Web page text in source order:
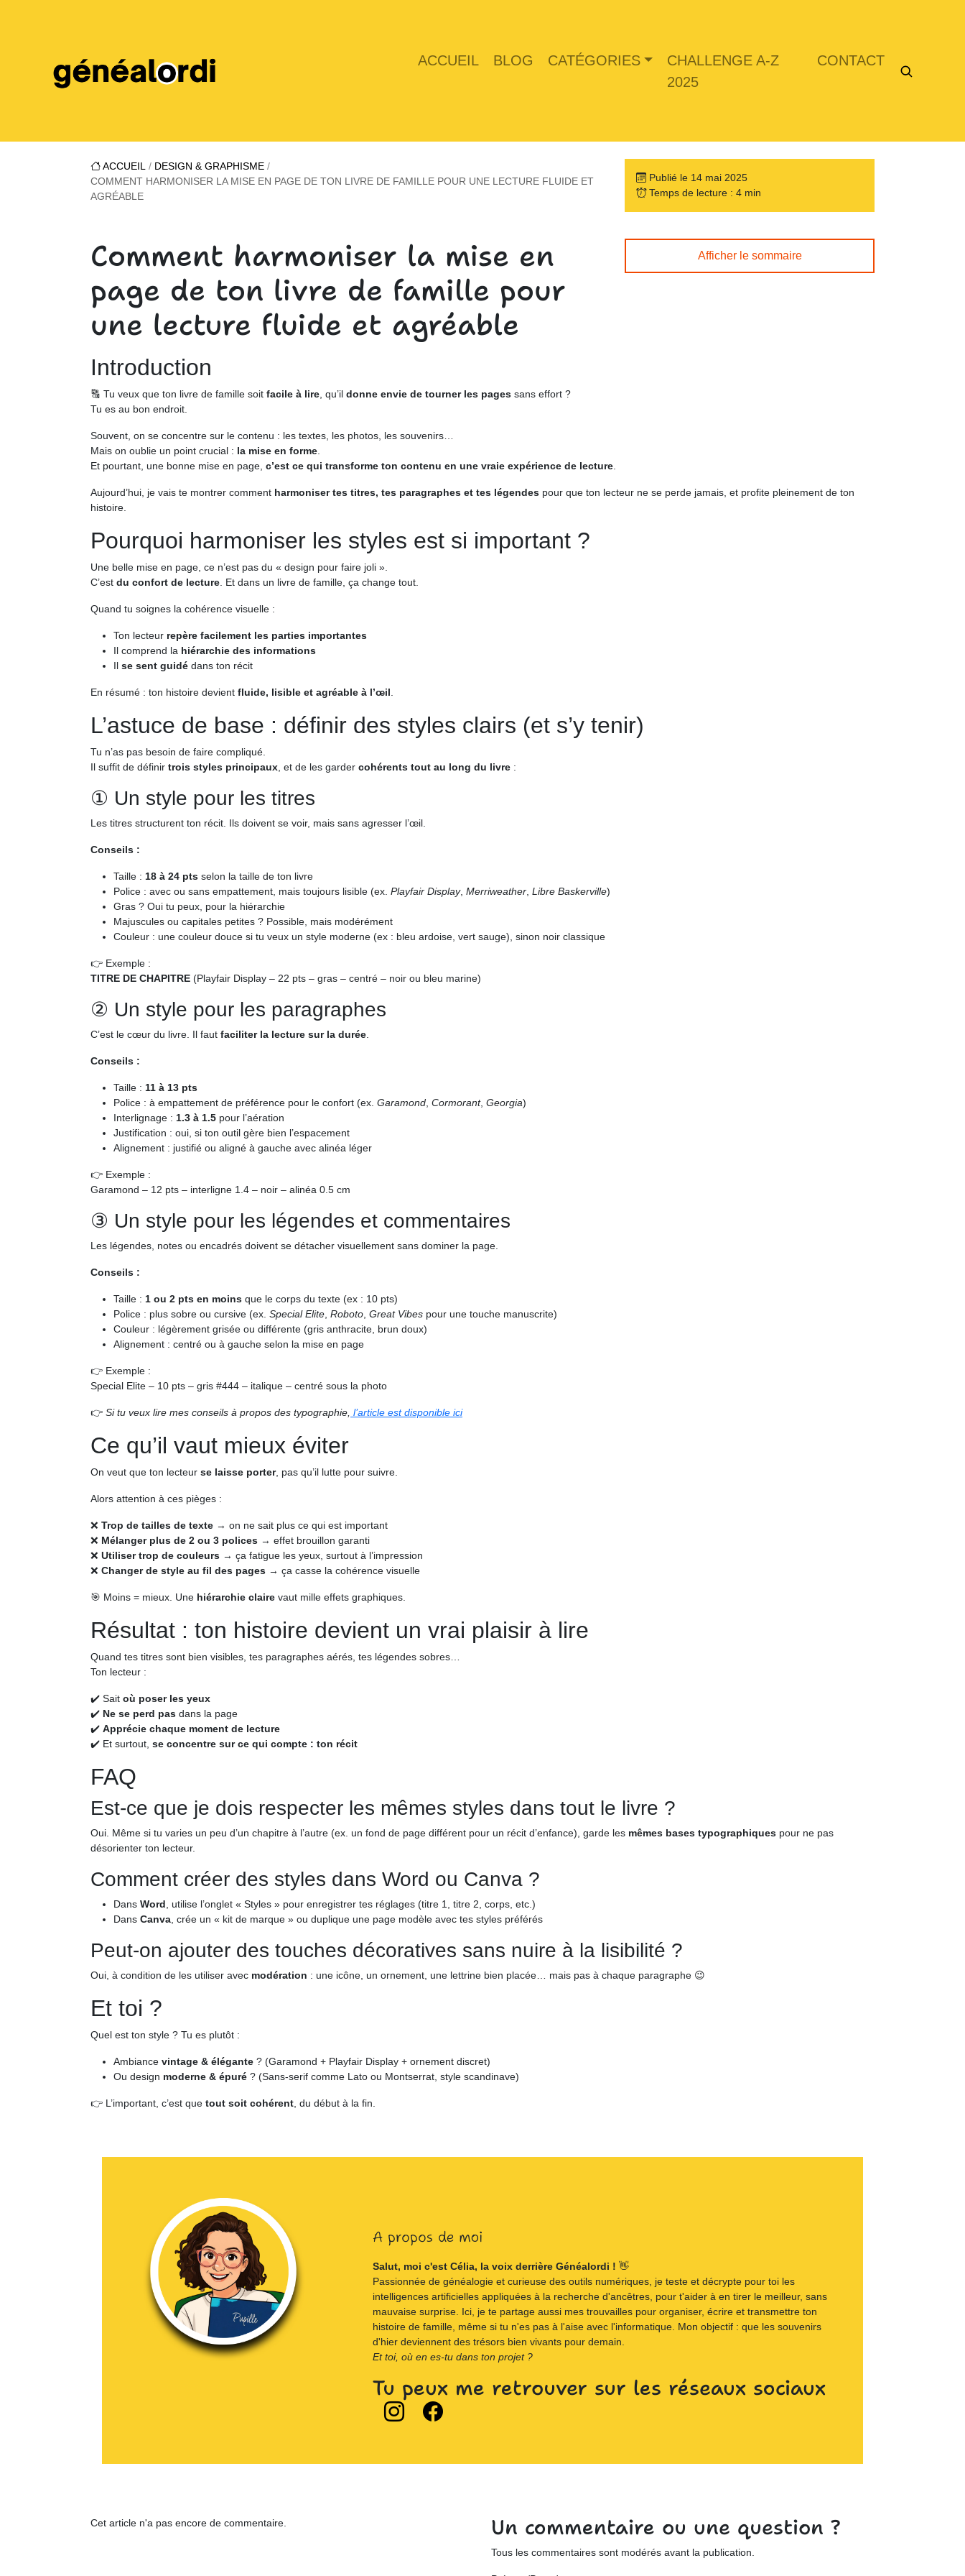
ACCUEIL BLOG CATÉGORIES
CHALLENGE A-Z
2025
CONTACT
ACCUEIL / DESIGN & GRAPHISME /
COMMENT HARMONISER LA MISE EN PAGE DE TON LIVRE DE FAMILLE POUR UNE LECTURE FLUIDE ET
AGRÉABLE
Publié le 14 mai 2025
Temps de lecture : 4 min
Comment harmoniser la mise en
page de ton livre de famille pour
une lecture fluide et agréable
Afficher le sommaire
Introduction
🔠 Tu veux que ton livre de famille soit facile à lire, qu’il donne envie de tourner les pages sans effort ?
Tu es au bon endroit.
Souvent, on se concentre sur le contenu : les textes, les photos, les souvenirs…
Mais on oublie un point crucial : la mise en forme.
Et pourtant, une bonne mise en page, c’est ce qui transforme ton contenu en une vraie expérience de lecture.
Aujourd’hui, je vais te montrer comment harmoniser tes titres, tes paragraphes et tes légendes pour que ton lecteur ne se perde jamais, et profite pleinement de ton
histoire.
Pourquoi harmoniser les styles est si important ?
Une belle mise en page, ce n’est pas du « design pour faire joli ».
C’est du confort de lecture. Et dans un livre de famille, ça change tout.
Quand tu soignes la cohérence visuelle :
Ton lecteur repère facilement les parties importantes
Il comprend la hiérarchie des informations
Il se sent guidé dans ton récit
En résumé : ton histoire devient fluide, lisible et agréable à l’œil.
L’astuce de base : définir des styles clairs (et s’y tenir)
Tu n’as pas besoin de faire compliqué.
Il suffit de définir trois styles principaux, et de les garder cohérents tout au long du livre :
① Un style pour les titres
Les titres structurent ton récit. Ils doivent se voir, mais sans agresser l’œil.
Conseils :
Taille : 18 à 24 pts selon la taille de ton livre
Police : avec ou sans empattement, mais toujours lisible (ex. Playfair Display, Merriweather, Libre Baskerville)
Gras ? Oui tu peux, pour la hiérarchie
Majuscules ou capitales petites ? Possible, mais modérément
Couleur : une couleur douce si tu veux un style moderne (ex : bleu ardoise, vert sauge), sinon noir classique
👉 Exemple :
TITRE DE CHAPITRE (Playfair Display – 22 pts – gras – centré – noir ou bleu marine)
② Un style pour les paragraphes
C’est le cœur du livre. Il faut faciliter la lecture sur la durée.
Conseils :
Taille : 11 à 13 pts
Police : à empattement de préférence pour le confort (ex. Garamond, Cormorant, Georgia)
Interlignage : 1.3 à 1.5 pour l’aération
Justification : oui, si ton outil gère bien l’espacement
Alignement : justifié ou aligné à gauche avec alinéa léger
👉 Exemple :
Garamond – 12 pts – interligne 1.4 – noir – alinéa 0.5 cm
③ Un style pour les légendes et commentaires
Les légendes, notes ou encadrés doivent se détacher visuellement sans dominer la page.
Conseils :
Taille : 1 ou 2 pts en moins que le corps du texte (ex : 10 pts)
Police : plus sobre ou cursive (ex. Special Elite, Roboto, Great Vibes pour une touche manuscrite)
Couleur : légèrement grisée ou différente (gris anthracite, brun doux)
Alignement : centré ou à gauche selon la mise en page
👉 Exemple :
Special Elite – 10 pts – gris #444 – italique – centré sous la photo
👉 Si tu veux lire mes conseils à propos des typographie, l’article est disponible ici
Ce qu’il vaut mieux éviter
On veut que ton lecteur se laisse porter, pas qu’il lutte pour suivre.
Alors attention à ces pièges :
❌ Trop de tailles de texte → on ne sait plus ce qui est important
❌ Mélanger plus de 2 ou 3 polices → effet brouillon garanti
❌ Utiliser trop de couleurs → ça fatigue les yeux, surtout à l’impression
❌ Changer de style au fil des pages → ça casse la cohérence visuelle
🎯 Moins = mieux. Une hiérarchie claire vaut mille effets graphiques.
Résultat : ton histoire devient un vrai plaisir à lire
Quand tes titres sont bien visibles, tes paragraphes aérés, tes légendes sobres…
Ton lecteur :
✔️ Sait où poser les yeux
✔️ Ne se perd pas dans la page
✔️ Apprécie chaque moment de lecture
✔️ Et surtout, se concentre sur ce qui compte : ton récit
FAQ
Est-ce que je dois respecter les mêmes styles dans tout le livre ?
Oui. Même si tu varies un peu d’un chapitre à l’autre (ex. un fond de page différent pour un récit d’enfance), garde les mêmes bases typographiques pour ne pas
désorienter ton lecteur.
Comment créer des styles dans Word ou Canva ?
Dans Word, utilise l’onglet « Styles » pour enregistrer tes réglages (titre 1, titre 2, corps, etc.)
Dans Canva, crée un « kit de marque » ou duplique une page modèle avec tes styles préférés
Peut-on ajouter des touches décoratives sans nuire à la lisibilité ?
Oui, à condition de les utiliser avec modération : une icône, un ornement, une lettrine bien placée… mais pas à chaque paragraphe 😉
Et toi ?
Quel est ton style ? Tu es plutôt :
Ambiance vintage & élégante ? (Garamond + Playfair Display + ornement discret)
Ou design moderne & épuré ? (Sans-serif comme Lato ou Montserrat, style scandinave)
👉 L’important, c’est que tout soit cohérent, du début à la fin.
A propos de moi
Salut, moi c'est Célia, la voix derrière Généalordi ! 👋
Passionnée de généalogie et curieuse des outils numériques, je teste et décrypte pour toi les
intelligences artificielles appliquées à la recherche d'ancêtres, pour t'aider à en tirer le meilleur, sans
mauvaise surprise. Ici, je te partage aussi mes trouvailles pour organiser, écrire et transmettre ton
histoire de famille, même si tu n'es pas à l'aise avec l'informatique. Mon objectif : que les souvenirs
d'hier deviennent des trésors bien vivants pour demain.
Et toi, où en es-tu dans ton projet ?
Tu peux me retrouver sur les réseaux sociaux
Cet article n'a pas encore de commentaire. Un commentaire ou une question ?
Tous les commentaires sont modérés avant la publication.